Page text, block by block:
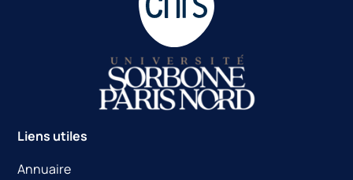
Liens utiles
Annuaire